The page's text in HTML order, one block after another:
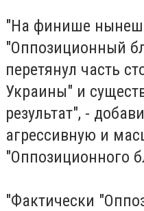
"На финише
"Оппозиционный
перетянул часть
Украины" и
результат", -
агрессивную и
"Оппозиционного
"Фактически